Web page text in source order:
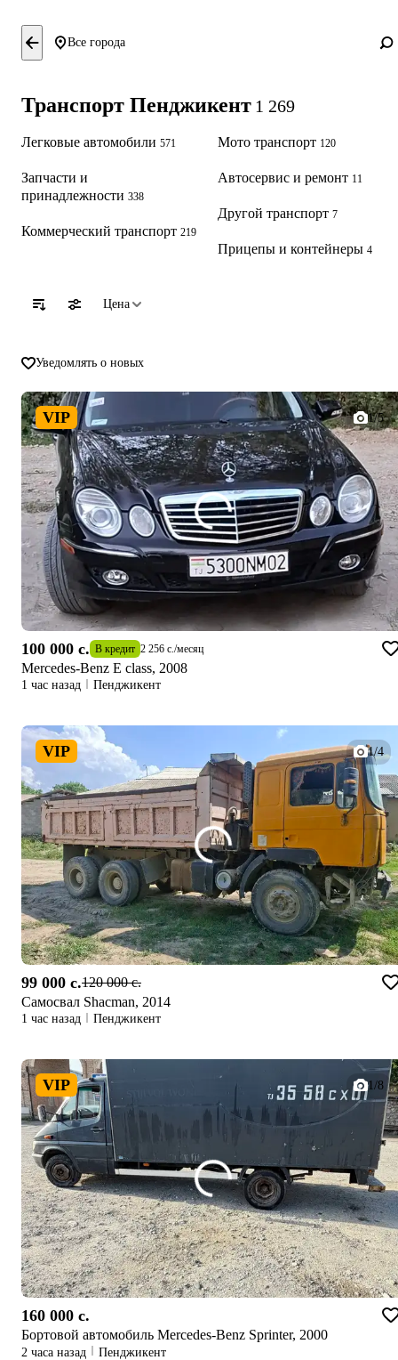
Все города
Транспорт Пенджикент 1 269
Легковые автомобили 571
Запчасти и
принадлежности 338
Коммерческий транспорт 219
Мото транспорт 120
Автосервис и ремонт 11
Другой транспорт 7
Прицепы и контейнеры 4
Цена
Уведомлять о новых
VIP 1/5
100 000 c. В кредит 2 256 c. /месяц
Mercedes-Benz E class, 2008
1 час назад Пенджикент
VIP 1/4
99 000 c.120 000 c.
Самосвал Shacman, 2014
1 час назад Пенджикент
VIP 1/8
160 000 c.
Бортовой автомобиль Mercedes-Benz Sprinter, 2000
2 часа назад Пенджикент